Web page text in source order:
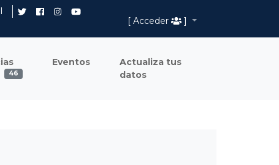
[ Acceder
]
46
Eventos
Actualiza tus
datos